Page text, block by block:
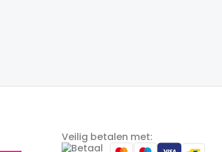
Veilig betalen met: